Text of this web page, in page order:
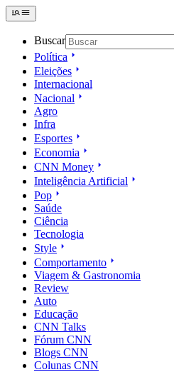
Buscar
Política
Eleições
Internacional
Nacional
Agro
Infra
Esportes
Economia
CNN Money
Inteligência Artificial
Pop
Saúde
Ciência
Tecnologia
Style
Comportamento
Viagem & Gastronomia
Review
Auto
Educação
CNN Talks
Fórum CNN
Blogs CNN
Colunas CNN